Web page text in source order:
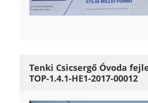
Tenki Csicsergő Óvoda
TOP-1.4.1-HE1-2017-00012